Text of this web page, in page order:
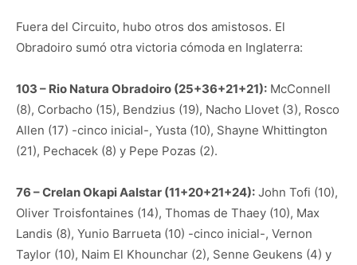
Fuera del Circuito, hubo otros dos amistosos. El
Obradoiro sumó otra victoria cómoda en Inglaterra:
103 – Rio Natura Obradoiro (25+36+21+21): McConnell
(8), Corbacho (15), Bendzius (19), Nacho Llovet (3), Rosco
Allen (17) -cinco inicial-, Yusta (10), Shayne Whittington
(21), Pechacek (8) y Pepe Pozas (2).
76 – Crelan Okapi Aalstar (11+20+21+24): John Tofi (10),
Oliver Troisfontaines (14), Thomas de Thaey (10), Max
Landis (8), Yunio Barrueta (10) -cinco inicial-, Vernon
Taylor (10), Naim El Khounchar (2), Senne Geukens (4) y